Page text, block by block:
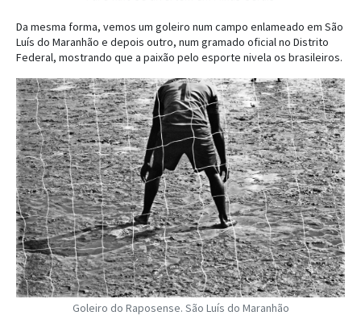
Da mesma forma, vemos um goleiro num campo enlameado em São
Luís do Maranhão e depois outro, num gramado oficial no Distrito
Federal, mostrando que a paixão pelo esporte nivela os brasileiros.
Goleiro do Raposense. São Luís do Maranhão